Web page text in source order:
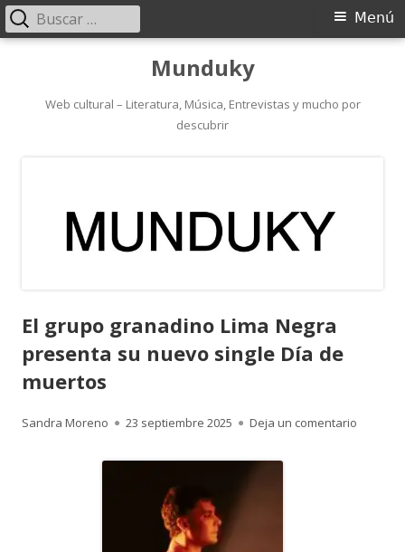
contenido
Munduky
Web cultural – Literatura, Música, Entrevistas y mucho por
descubrir
Menú
Menú
Buscar:
El grupo granadino Lima Negra
presenta su nuevo single Día de
muertos
Autor
Sandra Moreno
Publicado
23 septiembre 2025 Deja un comentario